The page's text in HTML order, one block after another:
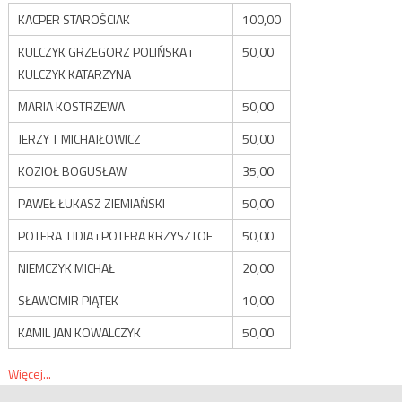
KACPER STAROŚCIAK
100,00
KULCZYK GRZEGORZ POLIŃSKA i
KULCZYK KATARZYNA
50,00
MARIA KOSTRZEWA
50,00
JERZY T MICHAJŁOWICZ
50,00
KOZIOŁ BOGUSŁAW
35,00
PAWEŁ ŁUKASZ ZIEMIAŃSKI
50,00
POTERA LIDIA i POTERA KRZYSZTOF
50,00
NIEMCZYK MICHAŁ
20,00
SŁAWOMIR PIĄTEK
10,00
KAMIL JAN KOWALCZYK
50,00
Więcej...